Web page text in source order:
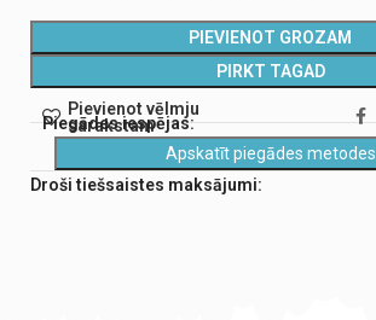
PIEVIENOT GROZAM
PIRKT TAGAD
Pievienot vēlmju
sarakstam
Piegādes iespējas:
Apskatīt piegādes metodes
Droši tiešsaistes maksājumi: